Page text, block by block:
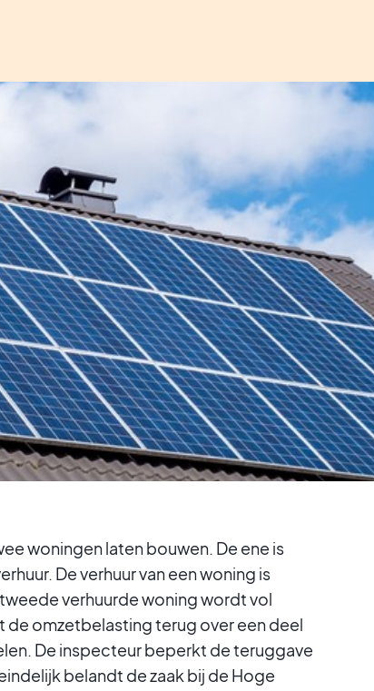
woningen laten bouwen. De ene is
De verhuur van een woning is
verhuurde woning wordt vol
omzetbelasting terug over een deel
De inspecteur beperkt de teruggave
belandt de zaak bij de Hoge